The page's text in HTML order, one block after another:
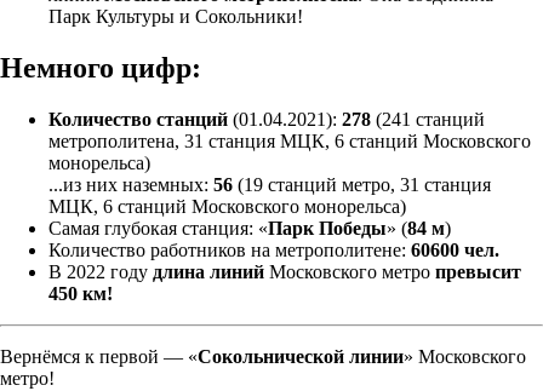
Парк Культуры и Сокольники!
Немного цифр:
Количество станций (01.04.2021): 278 (241 станций
метрополитена, 31 станция МЦК, 6 станций Московского
монорельса)
...из них наземных: 56 (19 станций метро, 31 станция
МЦК, 6 станций Московского монорельса)
Самая глубокая станция: «Парк Победы» (84 м)
Количество работников на метрополитене: 60600 чел.
В 2022 году длина линий Московского метро превысит
450 км!
Вернёмся к первой — «Сокольнической линии» Московского
метро!